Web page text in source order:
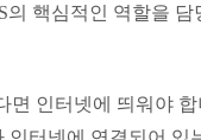
의 핵심적인 역할을
면 인터넷에 띄워야